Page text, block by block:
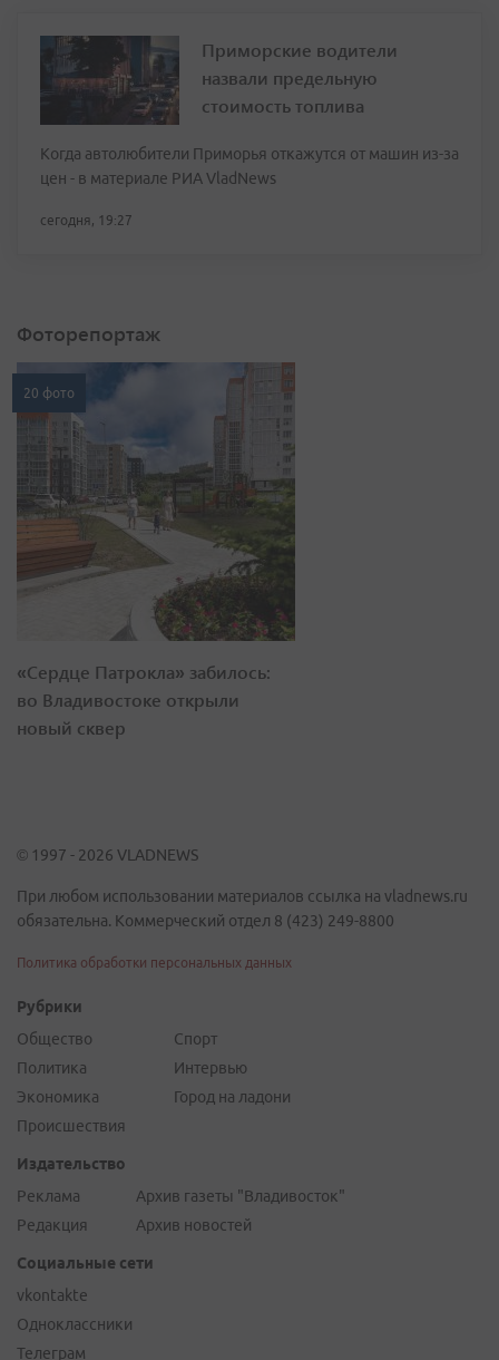
Приморские водители
назвали предельную
стоимость топлива
Когда автолюбители Приморья откажутся от машин из-за
цен - в материале РИА VladNews
сегодня, 19:27
Фоторепортаж
20 фото
«Сердце Патрокла» забилось:
во Владивостоке открыли
новый сквер
© 1997 - 2026 VLADNEWS
При любом использовании материалов ссылка на vladnews.ru
обязательна. Коммерческий отдел 8 (423) 249-8800
Политика обработки персональных данных
Рубрики
Общество
Политика
Экономика
Происшествия
Спорт
Интервью
Город на ладони
Издательство
Реклама
Редакция
Архив газеты "Владивосток"
Архив новостей
Социальные сети
vkontakte
Одноклассники
Телеграм